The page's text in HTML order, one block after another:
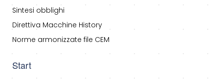
Sintesi obblighi
Direttiva Macchine History
Norme armonizzate file CEM
Start